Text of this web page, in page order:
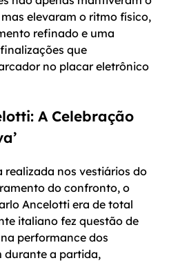
elevaram o ritmo físico,
refinado e uma
que
no placar eletrônico
A Celebração
realizada nos vestiários do
do confronto, o
Ancelotti era de total
italiano fez questão de
performance dos
durante a partida,